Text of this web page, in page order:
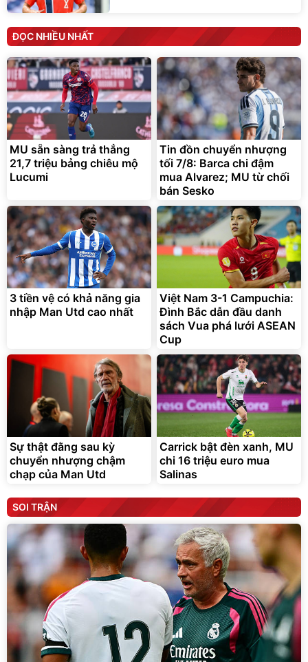
ĐỌC NHIỀU NHẤT
MU sẵn sàng trả thẳng
21,7 triệu bảng chiêu mộ
Lucumi
Tin đồn chuyển nhượng
tối 7/8: Barca chi đậm
mua Alvarez; MU từ chối
bán Sesko
3 tiền vệ có khả năng gia
nhập Man Utd cao nhất
Việt Nam 3-1 Campuchia:
Đình Bắc dẫn đầu danh
sách Vua phá lưới ASEAN
Cup
Sự thật đằng sau kỳ
chuyển nhượng chậm
chạp của Man Utd
Carrick bật đèn xanh, MU
chi 16 triệu euro mua
Salinas
SOI TRẬN